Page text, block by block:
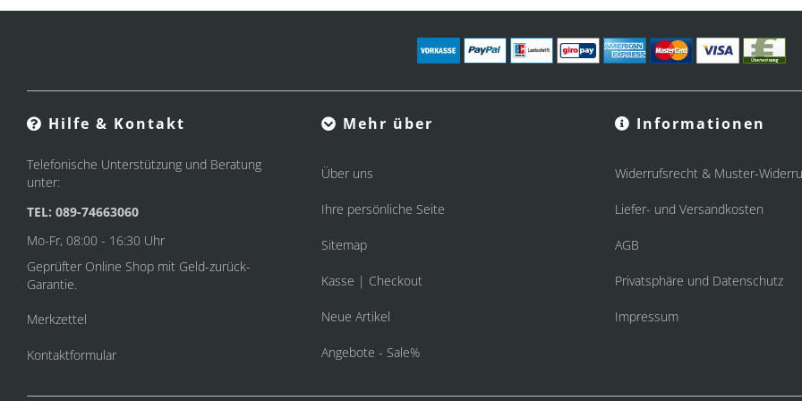
Hilfe & Kontakt
Telefonische Unterstützung und Beratung
unter:
TEL: 089-74663060
Mo-Fr, 08:00 - 16:30 Uhr
Geprüfter Online Shop mit Geld-zurück-
Garantie.
Merkzettel
Kontaktformular
Mehr über
Über uns
Ihre persönliche Seite
Sitemap
Kasse | Checkout
Neue Artikel
Angebote - Sale%
Informationen
Widerrufsrecht & Muster-
Liefer- und Versandkosten
AGB
Privatsphäre und Datenschutz
Impressum